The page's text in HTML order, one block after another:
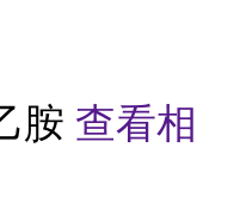
胺 查看相